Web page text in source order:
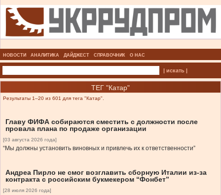
НОВОСТИ АНАЛИТИКА ДАЙДЖЕСТ СПРАВОЧНИК О НАС
| искать |
ТЕГ "Катар"
Результаты 1–20 из 601 для тега "Катар".
Главу ФИФА собираются сместить с должности после
провала плана по продаже организации
[03 августа 2026 года]
“Мы должны установить виновных и привлечь их к ответственности”
Андреа Пирло не смог возглавить сборную Италии из-за
контракта с российским букмекером “Фонбет”
[28 июля 2026 года]